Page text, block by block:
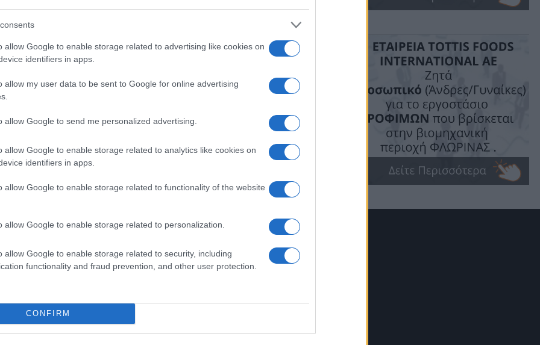
allow Google to enable storage related to advertising like cookies on
identifiers in apps.
allow my user data to be sent to Google for online advertising
allow Google to send me personalized advertising.
allow Google to enable storage related to analytics like cookies on
identifiers in apps.
allow Google to enable storage related to functionality of the website
allow Google to enable storage related to personalization.
allow Google to enable storage related to security, including
functionality and fraud prevention, and other user protection.
CONFIRM
να ασχολούμαι από το 1970 με την ιστορία και τη
πέραν κάποιων γενικοτήτων παραμένει άγνωστο μέχρι της
των ποντιακών χορών υπογραμμίζουν ότι αυτοί,
των αρχαίων χορών, κάνοντας αναφορά στο δρώμενο